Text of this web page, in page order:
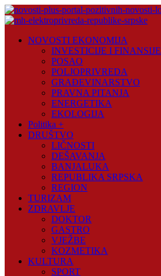
Skip
to
Plus
NOVOSTI EKONOMIJA
INVESTICIJE I FINANSIJE
POSAO
POLJOPRIVREDA
GRAĐEVINARSTVO
PRAVNA PITANJA
ENERGETIKA
EKOLOGIJA
Politika +
DRUŠTVO
LIČNOSTI
DEŠAVANJA
BANJALUKA
REPUBLIKA SRPSKA
REGION
TURIZAM
ZDRAVLJE
DOKTOR
GASTRO
VJEŽBE
KOZMETIKA
KULTURA
SPORT